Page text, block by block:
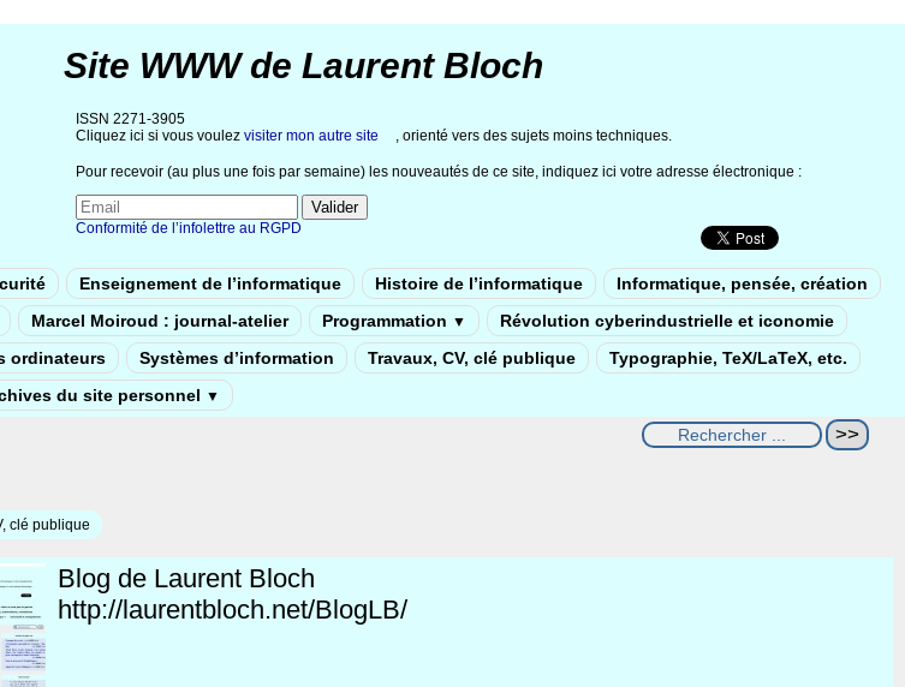
Site WWW de Laurent Bloch
ISSN 2271-3905
Cliquez ici si vous voulez visiter mon autre site , orienté vers des sujets moins techniques.
Pour recevoir (au plus une fois par semaine) les nouveautés de ce site, indiquez ici votre adresse électronique :
Conformité de l’infolettre au RGPD
Enseignement de l’informatique Histoire de l’informatique
Informatique, pensée, création
Marcel Moiroud : journal-atelier Programmation ▼
Révolution cyberindustrielle et iconomie
ordinateurs Systèmes d’information Travaux, CV, clé publique
Typographie, TeX/LaTeX, etc.
du site personnel ▼
clé publique
Blog de Laurent Bloch
http://laurentbloch.net/BlogLB/